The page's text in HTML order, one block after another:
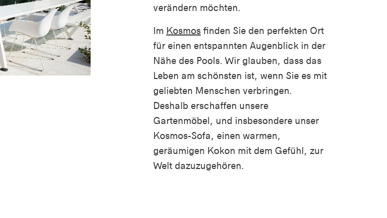
verändern möchten.
Im Kosmos finden Sie den perfekten Ort
für einen entspannten Augenblick in der
Nähe des Pools. Wir glauben, dass das
Leben am schönsten ist, wenn Sie es mit
geliebten Menschen verbringen.
Deshalb erschaffen unsere
Gartenmöbel, und insbesondere unser
Kosmos-Sofa, einen warmen,
geräumigen Kokon mit dem Gefühl, zur
Welt dazuzugehören.